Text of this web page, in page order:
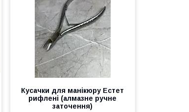
Кусачки для манікюру Естет
рифлені (алмазне ручне
заточення)